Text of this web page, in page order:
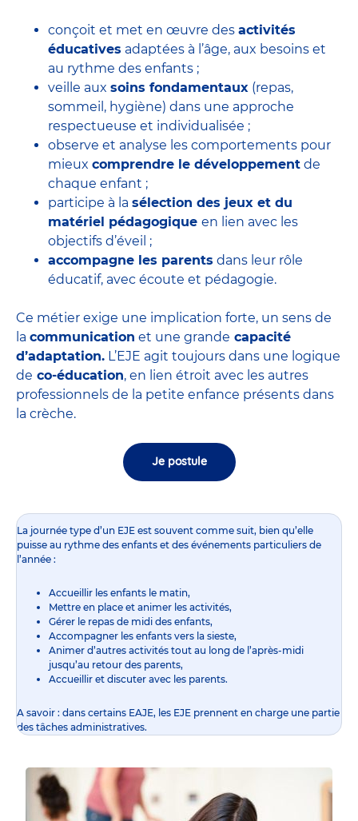
conçoit et met en œuvre des activités
éducatives adaptées à l’âge, aux besoins et
au rythme des enfants ;
veille aux soins fondamentaux (repas,
sommeil, hygiène) dans une approche
respectueuse et individualisée ;
observe et analyse les comportements pour
mieux comprendre le développement de
chaque enfant ;
participe à la sélection des jeux et du
matériel pédagogique en lien avec les
objectifs d’éveil ;
accompagne les parents dans leur rôle
éducatif, avec écoute et pédagogie.
Ce métier exige une implication forte, un sens de
la communication et une grande capacité
d’adaptation. L’EJE agit toujours dans une logique
de co-éducation, en lien étroit avec les autres
professionnels de la petite enfance présents dans
la crèche.
Je postule
La journée type d’un EJE est souvent comme suit, bien qu’elle
puisse au rythme des enfants et des événements particuliers de
l’année :
Accueillir les enfants le matin,
Mettre en place et animer les activités,
Gérer le repas de midi des enfants,
Accompagner les enfants vers la sieste,
Animer d’autres activités tout au long de l’après-midi
jusqu’au retour des parents,
Accueillir et discuter avec les parents.
A savoir : dans certains EAJE, les EJE prennent en charge une partie
des tâches administratives.